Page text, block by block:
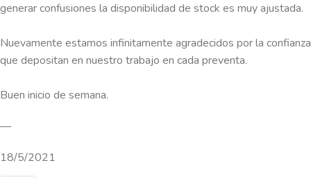
generar confusiones la disponibilidad de stock es muy ajustada.
Nuevamente estamos infinitamente agradecidos por la confianza
que depositan en nuestro trabajo en cada preventa.
Buen inicio de semana.
—
18/5/2021